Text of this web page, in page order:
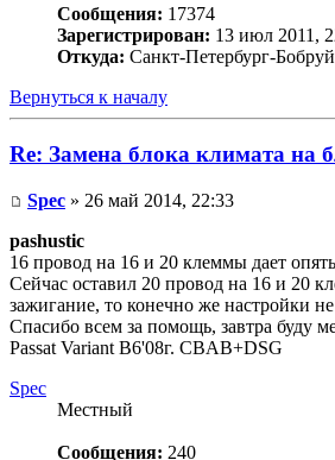
Сообщения: 17374
Зарегистрирован: 13 июл 2011,
Откуда: Санкт-Петербург-
Вернуться к началу
Re: Замена блока климата на
Spec » 26 май 2014, 22:33
pashustic
16 провод на 16 и 20 клеммы дает
Сейчас оставил 20 провод на 16 и 20
зажигание, то конечно же настройки
Спасибо всем за помощь, завтра буду
Passat Variant B6'08г. CBAB+DSG
Spec
Местный
Сообщения: 240